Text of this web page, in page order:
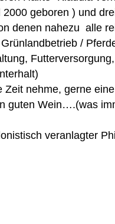
geboren ) und
denen nahezu alle
/
nehme, gerne
guten Wein….(was
veranlagter